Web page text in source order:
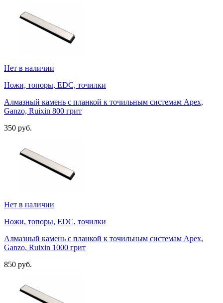
Нет в наличии
Ножи, топоры, EDC, точилки
Алмазный камень с планкой к точильным системам Apex,
Ganzo, Ruixin 800 грит
350 руб.
Нет в наличии
Ножи, топоры, EDC, точилки
Алмазный камень с планкой к точильным системам Apex,
Ganzo, Ruixin 1000 грит
850 руб.